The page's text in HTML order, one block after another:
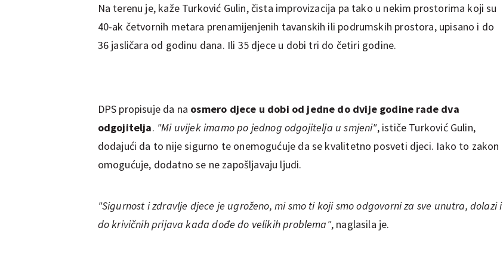
Na terenu je, kaže Turković Gulin, čista improvizacija pa tako u nekim prostorima koji su
40-ak četvornih metara prenamijenjenih tavanskih ili podrumskih prostora, upisano i do
36 jasličara od godinu dana. Ili 35 djece u dobi tri do četiri godine.
DPS propisuje da na osmero djece u dobi od jedne do dvije godine rade dva
odgojitelja. "Mi uvijek imamo po jednog odgojitelja u smjeni", ističe Turković Gulin,
dodajući da to nije sigurno te onemogućuje da se kvalitetno posveti djeci. Iako to zakon
omogućuje, dodatno se ne zapošljavaju ljudi.
"Sigurnost i zdravlje djece je ugroženo, mi smo ti koji smo odgovorni za sve unutra, dolazi i
do krivičnih prijava kada dođe do velikih problema", naglasila je.